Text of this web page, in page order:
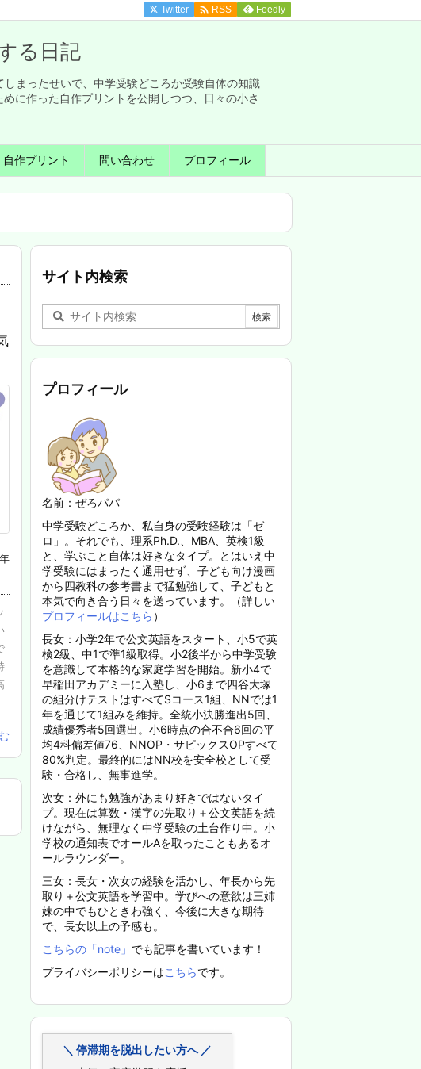
る日記
まったせいで、中学受験どころか受験自体の知識
に作った自作プリントを公開しつつ、日々の小さ
自作プリント 問い合わせ プロフィール
Twitter  RSS Feedly
サイト内検索
プロフィール
名前： ぜろパパ
中学受験どころか、私自身の受験経験は「ゼ
ロ」。それでも、理系Ph.D.、MBA、英検1級
と、学ぶこと自体は好きなタイプ。とはいえ中
学受験にはまったく通用せず、子ども向け漫画
から四教科の参考書まで猛勉強して、子どもと
本気で向き合う日々を送っています。（詳しい
プロフィールはこちら ）
長女：小学2年で公文英語をスタート、小5で英
検2級、中1で準1級取得。小2後半から中学受験
を意識して本格的な家庭学習を開始。新小4で
早稲田アカデミーに入塾し、小6まで四谷大塚
の組分けテストはすべてSコース1組、NNでは1
年を通じて1組みを維持。全統小決勝進出5回、
成績優秀者5回選出。小6時点の合不合6回の平
均4科偏差値76、NNOP・サピックスOPすべて
80%判定。最終的にはNN校を安全校として受
験・合格し、無事進学。
次女：外にも勉強があまり好きではないタイ
プ。現在は算数・漢字の先取り＋公文英語を続
けながら、無理なく中学受験の土台作り中。小
学校の通知表でオールAを取ったこともあるオ
ールラウンダー。
三女：長女・次女の経験を活かし、年長から先
取り＋公文英語を学習中。学びへの意欲は三姉
妹の中でもひときわ強く、今後に大きな期待
で、長女以上の予感も。
こちらの「note」 でも記事を書いています！
プライバシーポリシーはこちらです。
＼ 停滞期を脱出したい方へ ／